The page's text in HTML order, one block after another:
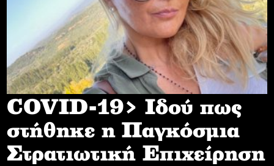
COVID-19> Iδού πως
στήθηκε η Παγκόσμια
Στρατιωτική Επιχείρηση